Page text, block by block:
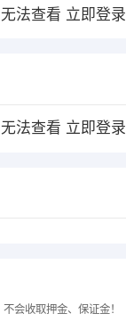
法查看 立即登录
法查看 立即登录
会收取押金、保证金！